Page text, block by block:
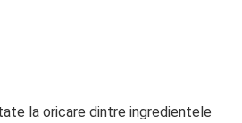
la oricare dintre ingredientele